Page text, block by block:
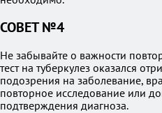
СОВЕТ №4
Не забывайте о важности
тест на туберкулез оказался
подозрения на заболевание,
повторное исследование или
подтверждения диагноза.